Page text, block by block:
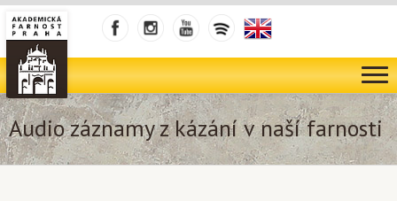
Audio záznamy z kázání v naší farnosti